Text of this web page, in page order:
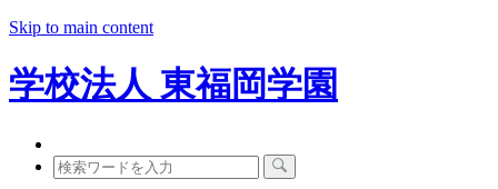
Skip to main content
学校法人 東福岡学園